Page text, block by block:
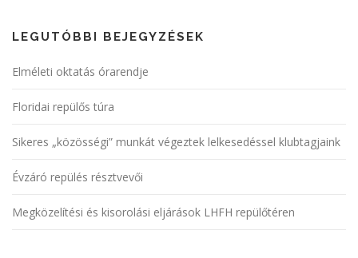
LEGUTÓBBI BEJEGYZÉSEK
Elméleti oktatás órarendje
Floridai repülős túra
Sikeres „közösségi” munkát végeztek lelkesedéssel klubtagjaink
Évzáró repülés résztvevői
Megközelítési és kisorolási eljárások LHFH repülőtéren